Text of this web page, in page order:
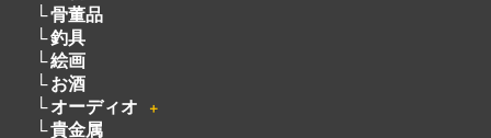
骨董品
釣具
絵画
お酒
オーディオ
＋
貴金属